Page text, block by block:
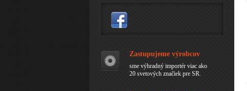
Zastupujeme výrobcov
sme výhradný importér viac ako
20 svetových značiek pre SR.